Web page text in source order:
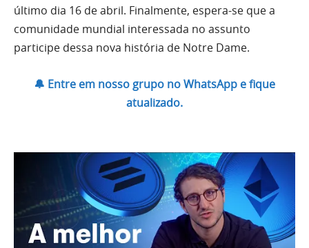
último dia 16 de abril. Finalmente, espera-se que a
comunidade mundial interessada no assunto
participe dessa nova história de Notre Dame.
🔔 Entre em nosso grupo no WhatsApp e fique
atualizado.